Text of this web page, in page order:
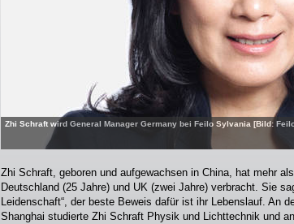
Zhi Schraft wird General Manager Germany bei Feilo Sylvania [Bild:
Zhi Schraft, geboren und aufgewachsen in China, hat mehr
Deutschland (25 Jahre) und UK (zwei Jahre) verbracht. Sie
Leidenschaft“, der beste Beweis dafür ist ihr Lebenslauf. An
Shanghai studierte Zhi Schraft Physik und Lichttechnik und